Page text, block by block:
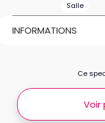
Salle
INFORMATIONS
Ce
Voir